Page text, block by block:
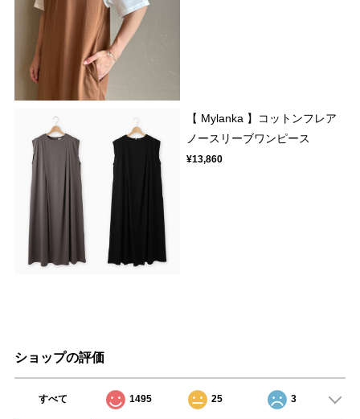
【 Mylanka 】コットンフレア
ノースリーブワンピース
¥13,860
ショップの評価
すべて 1495 25 3